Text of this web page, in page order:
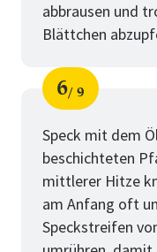
abbrausen und
Blättchen
Schritt
6
von
9
Speck mit dem
beschichteten
mittlerer Hitze
am Anfang oft
Speckstreifen